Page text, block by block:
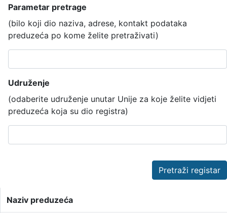
Parametar pretrage
(bilo koji dio naziva, adrese, kontakt podataka
preduzeća po kome želite pretraživati)
Udruženje
(odaberite udruženje unutar Unije za koje želite vidjeti
preduzeća koja su dio registra)
Pretraži registar
Naziv preduzeća